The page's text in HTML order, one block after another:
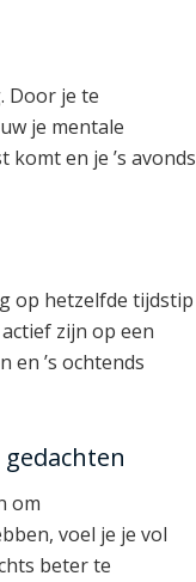
Door je te
je mentale
en je ’s avonds
op hetzelfde tijdstip
zijn op een
en ’s ochtends
om
voel je je vol
beter te